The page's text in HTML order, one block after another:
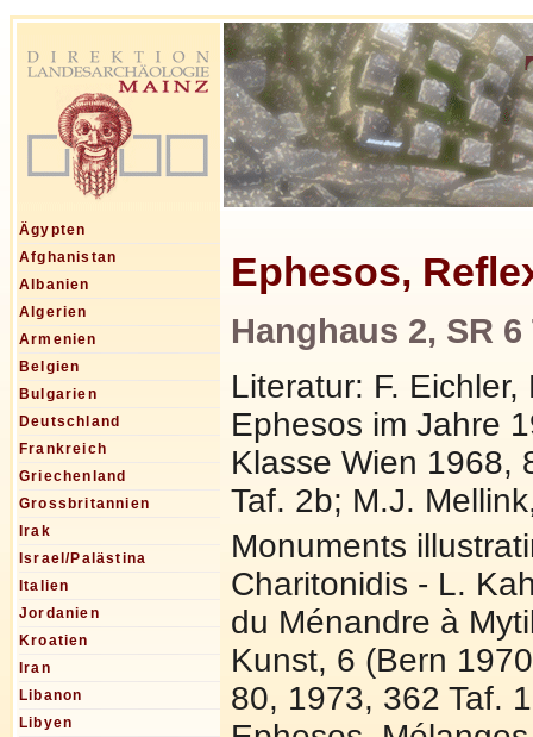
Ägypten
Afghanistan
Albanien
Algerien
Armenien
Belgien
Bulgarien
Deutschland
Frankreich
Griechenland
Grossbritannien
Irak
Israel/Palästina
Italien
Jordanien
Kroatien
Iran
Libanon
Libyen
Ephesos,
Hanghaus 2, SR
Literatur: F.
Ephesos im Jahre
Klasse Wien 1968,
Taf. 2b; M.J.
Monuments
Charitonidis - L.
du Ménandre à
Kunst, 6 (Bern
80, 1973, 362 Taf.